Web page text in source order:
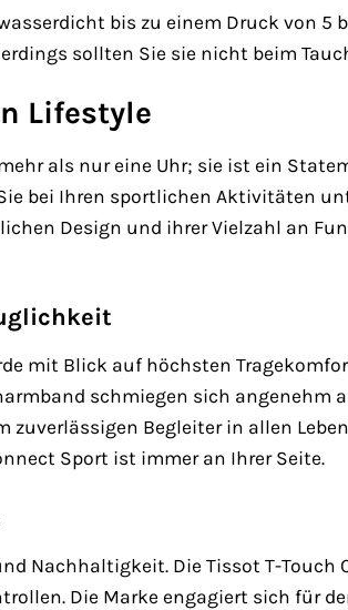
bis zu einem Druck von 5
sollten Sie sie nicht beim
Lifestyle
als nur eine Uhr; sie ist ein
bei Ihren sportlichen Aktivitäten
Design und ihrer Vielzahl an
mit Blick auf höchsten
schmiegen sich angenehm
Begleiter in allen
Sport ist immer an Ihrer Seite.
Nachhaltigkeit. Die Tissot T-
Die Marke engagiert sich für